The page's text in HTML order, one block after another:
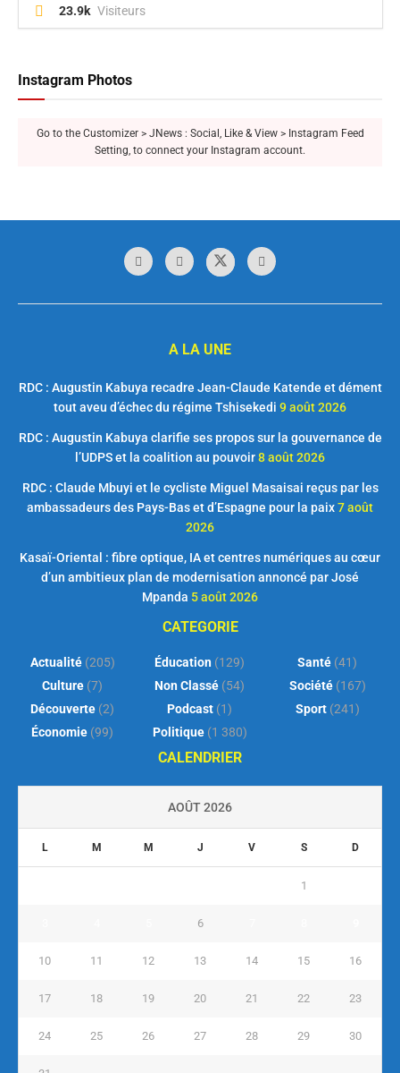
23.9k Visiteurs
Instagram Photos
Go to the Customizer > JNews : Social, Like & View > Instagram Feed
Setting, to connect your Instagram account.
A LA UNE
RDC : Augustin Kabuya recadre Jean-Claude Katende et dément
tout aveu d’échec du régime Tshisekedi 9 août 2026
RDC : Augustin Kabuya clarifie ses propos sur la gouvernance de
l’UDPS et la coalition au pouvoir8 août 2026
RDC : Claude Mbuyi et le cycliste Miguel Masaisai reçus par les
ambassadeurs des Pays-Bas et d’Espagne pour la paix7 août
2026
Kasaï-Oriental : fibre optique, IA et centres numériques au cœur
d’un ambitieux plan de modernisation annoncé par José
Mpanda 5 août 2026
CATEGORIE
Actualité(205)
Culture (7)
Découverte (2)
Économie (99)
Éducation (129)
Non Classé (54)
Podcast (1)
Politique(1 380)
Santé (41)
Société(167)
Sport(241)
CALENDRIER
AOÛT 2026
L M M J V S D
1
6
10 11 12 13 14 15 16
17 18 19 20 21 22 23
24 25 26 27 28 29 30